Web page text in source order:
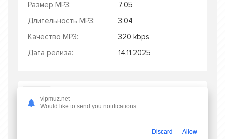
Размер MP3:
7.05
Длительность MP3:
3:04
Качество MP3:
320 kbps
Дата релиза:
14.11.2025
vipmuz.net
Would like to send you notifications
Discard Allow